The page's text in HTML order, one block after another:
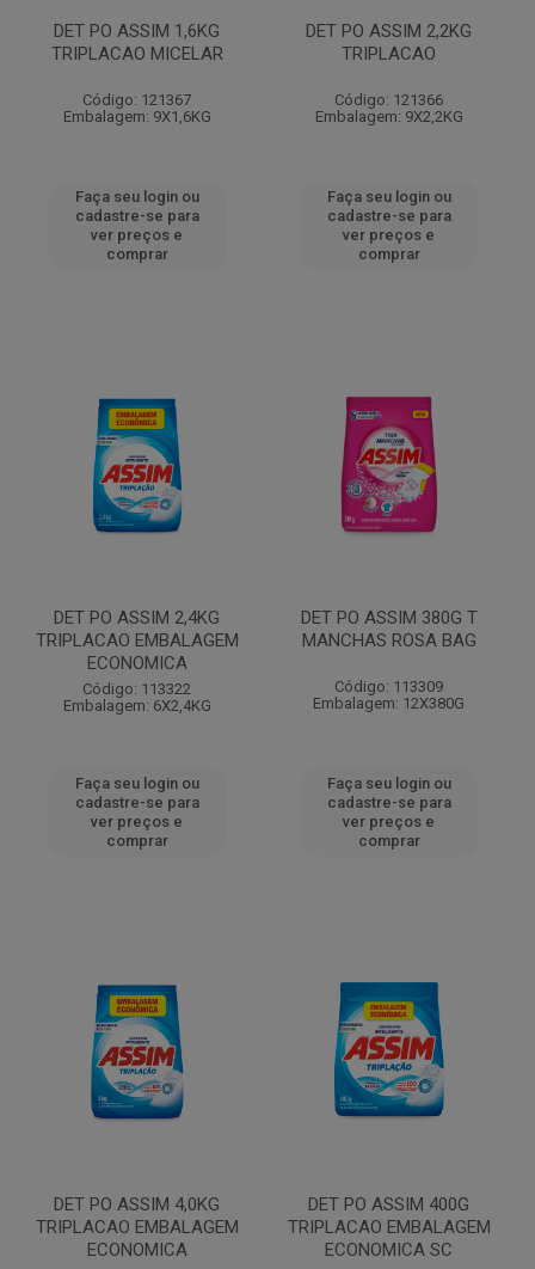
DET PO ASSIM 1,6KG
TRIPLACAO MICELAR
Código: 121367
Embalagem: 9X1,6KG
Faça seu login ou
cadastre-se para
ver preços e
comprar
DET PO ASSIM 2,2KG
TRIPLACAO
Código: 121366
Embalagem: 9X2,2KG
Faça seu login ou
cadastre-se para
ver preços e
comprar
DET PO ASSIM 2,4KG
TRIPLACAO EMBALAGEM
ECONOMICA
Código: 113322
Embalagem: 6X2,4KG
Faça seu login ou
cadastre-se para
ver preços e
comprar
DET PO ASSIM 380G T
MANCHAS ROSA BAG
Código: 113309
Embalagem: 12X380G
Faça seu login ou
cadastre-se para
ver preços e
comprar
DET PO ASSIM 4,0KG
TRIPLACAO EMBALAGEM
ECONOMICA
DET PO ASSIM 400G
TRIPLACAO EMBALAGEM
ECONOMICA SC